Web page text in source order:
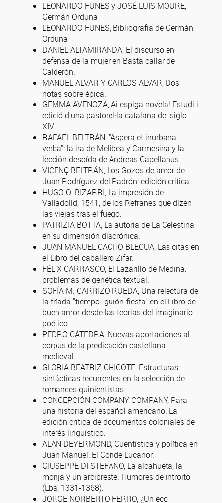
LEONARDO FUNES y JOSÉ LUIS MOURE,
Germán Orduna
LEONARDO FUNES, Bibliografía de Germán
Orduna
DANIEL ALTAMIRANDA, El discurso en
defensa de la mujer en Basta callar de
Calderón.
MANUEL ALVAR Y CARLOS ALVAR, Dos
notas sobre épica.
GEMMA AVENOZA, Ai espiga novela! Estudi i
edició d'una pastorel·la catalana del siglo
XIV.
RAFAEL BELTRÁN, "Aspera et inurbana
verba": la ira de Melibea y Carmesina y la
lección desoída de Andreas Capellanus.
VICENÇ BELTRÁN, Los Gozos de amor de
Juan Rodríguez del Padrón: edición crítica.
HUGO O. BIZARRI, La impresión de
Valladolid, 1541, de los Refranes que dizen
las viejas tras el fuego.
PATRIZIA BOTTA, La autoría de La Celestina
en su dimensión diacrónica.
JUAN MANUEL CACHO BLECUA, Las citas en
el Libro del caballero Zifar.
FÉLIX CARRASCO, El Lazarillo de Medina:
problemas de genética textual.
SOFÍA M. CARRIZO RUEDA, Una relectura de
la tríada "tiempo- guión-fiesta" en el Libro de
buen amor desde las teorías del imaginario
poético.
PEDRO CÁTEDRA, Nuevas aportaciones al
corpus de la predicación castellana
medieval.
GLORIA BEATRIZ CHICOTE, Estructuras
sintácticas recurrentes en la selección de
romances quinientistas.
CONCEPCIÓN COMPANY COMPANY, Para
una historia del español americano. La
edición crítica de documentos coloniales de
interés lingüístico.
ALAN DEYERMOND, Cuentística y política en
Juan Manuel: El Conde Lucanor.
GIUSEPPE DI STEFANO, La alcahueta, la
monja y un arcipreste. Humores de introito
(Lba, 1331-1368).
JORGE NORBERTO FERRO, ¿Un eco